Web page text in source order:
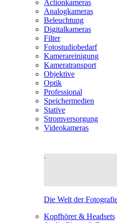
Actionkameras
Analogkameras
Beleuchtung
Digitalkameras
Filter
Fotostudiobedarf
Kamerareinigung
Kameratransport
Objektive
Optik
Professional
Speichermedien
Stative
Stromversorgung
Videokameras
Die Welt der
Kopfhörer & Headsets